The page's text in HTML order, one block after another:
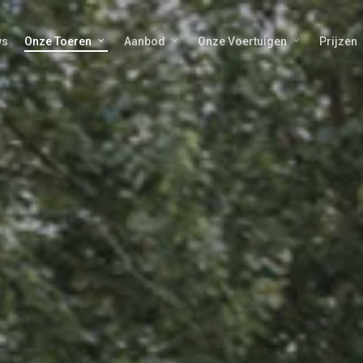
Onze Toeren Aanbod Onze Voertuigen Prijzen